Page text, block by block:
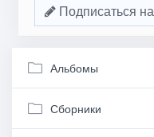
Подписаться
Альбомы
Сборники